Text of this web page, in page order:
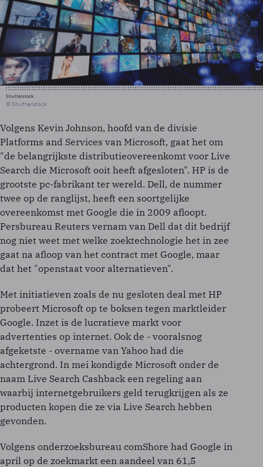
Shutterstock
© Shutterstock
Volgens Kevin Johnson, hoofd van de divisie
Platforms and Services van Microsoft, gaat het om
"de belangrijkste distributieovereenkomt voor Live
Search die Microsoft ooit heeft afgesloten". HP is de
grootste pc-fabrikant ter wereld. Dell, de nummer
twee op de ranglijst, heeft een soortgelijke
overeenkomst met Google die in 2009 afloopt.
Persbureau Reuters vernam van Dell dat dit bedrijf
nog niet weet met welke zoektechnologie het in zee
gaat na afloop van het contract met Google, maar
dat het "openstaat voor alternatieven".
Met initiatieven zoals de nu gesloten deal met HP
probeert Microsoft op te boksen tegen marktleider
Google. Inzet is de lucratieve markt voor
advertenties op internet. Ook de - vooralsnog
afgeketste - overname van Yahoo had die
achtergrond. In mei kondigde Microsoft onder de
naam Live Search Cashback een regeling aan
waarbij internetgebruikers geld terugkrijgen als ze
producten kopen die ze via Live Search hebben
gevonden.
Volgens onderzoeksbureau comShore had Google in
april op de zoekmarkt een aandeel van 61,5